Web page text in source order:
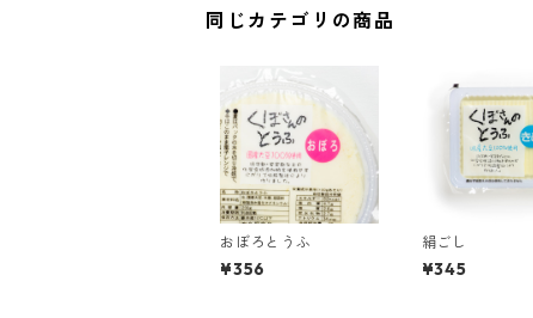
同じカテゴリの商品
おぼろとうふ
¥356
絹ごし
¥345